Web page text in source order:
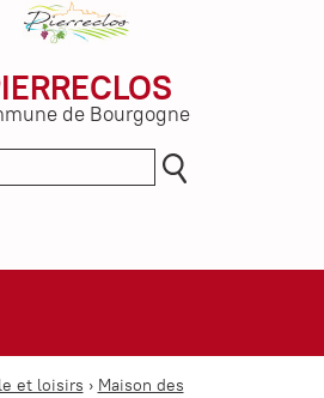
de Bourgogne
et loisirs › Maison des